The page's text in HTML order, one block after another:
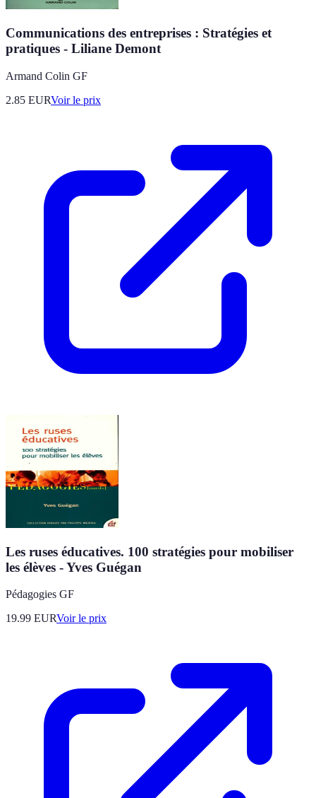
Communications des entreprises : Stratégies et
pratiques - Liliane Demont
Armand Colin GF
2.85 EURVoir le prix
Les ruses éducatives. 100 stratégies pour mobiliser
les élèves - Yves Guégan
Pédagogies GF
19.99 EURVoir le prix